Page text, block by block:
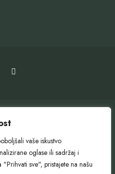
vaše iskustvo
oglase ili sadržaj i
sve", pristajete na našu
GOSPODARENJE OTPADOM
EU PROJEKTI PRORAČUN